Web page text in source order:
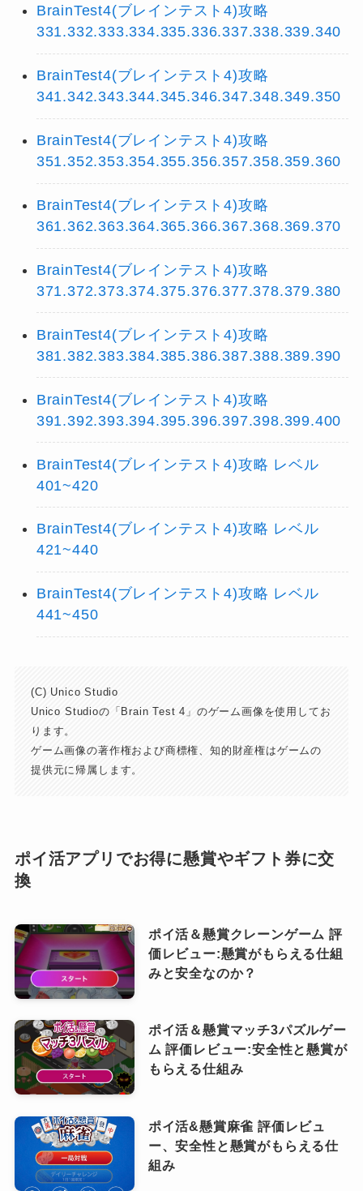
BrainTest4(ブレインテスト4)攻略
331.332.333.334.335.336.337.338.339.340
BrainTest4(ブレインテスト4)攻略
341.342.343.344.345.346.347.348.349.350
BrainTest4(ブレインテスト4)攻略
351.352.353.354.355.356.357.358.359.360
BrainTest4(ブレインテスト4)攻略
361.362.363.364.365.366.367.368.369.370
BrainTest4(ブレインテスト4)攻略
371.372.373.374.375.376.377.378.379.380
BrainTest4(ブレインテスト4)攻略
381.382.383.384.385.386.387.388.389.390
BrainTest4(ブレインテスト4)攻略
391.392.393.394.395.396.397.398.399.400
BrainTest4(ブレインテスト4)攻略 レベル
401~420
BrainTest4(ブレインテスト4)攻略 レベル
421~440
BrainTest4(ブレインテスト4)攻略 レベル
441~450
(C) Unico Studio
Unico Studioの「Brain Test 4」のゲーム画像を使用してお
ります。
ゲーム画像の著作権および商標権、知的財産権はゲームの
提供元に帰属します。
ポイ活アプリでお得に懸賞やギフト券に交
換
ポイ活＆懸賞クレーンゲーム 評
価レビュー:懸賞がもらえる仕組
みと安全なのか？
ポイ活＆懸賞マッチ3パズルゲー
ム 評価レビュー:安全性と懸賞が
もらえる仕組み
ポイ活&懸賞麻雀 評価レビュ
ー、安全性と懸賞がもらえる仕
組み